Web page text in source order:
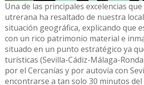
Una de las principales excelencias
utrerana ha resaltado de nuestra
situación geográfica, explicando que
con un rico patrimonio material e
situado en un punto estratégico ya
turísticas (Sevilla-Cádiz-Málaga-
por el Cercanías y por autovía con
encontrarse a tan solo 30 minutos